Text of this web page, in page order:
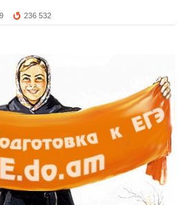
236 532